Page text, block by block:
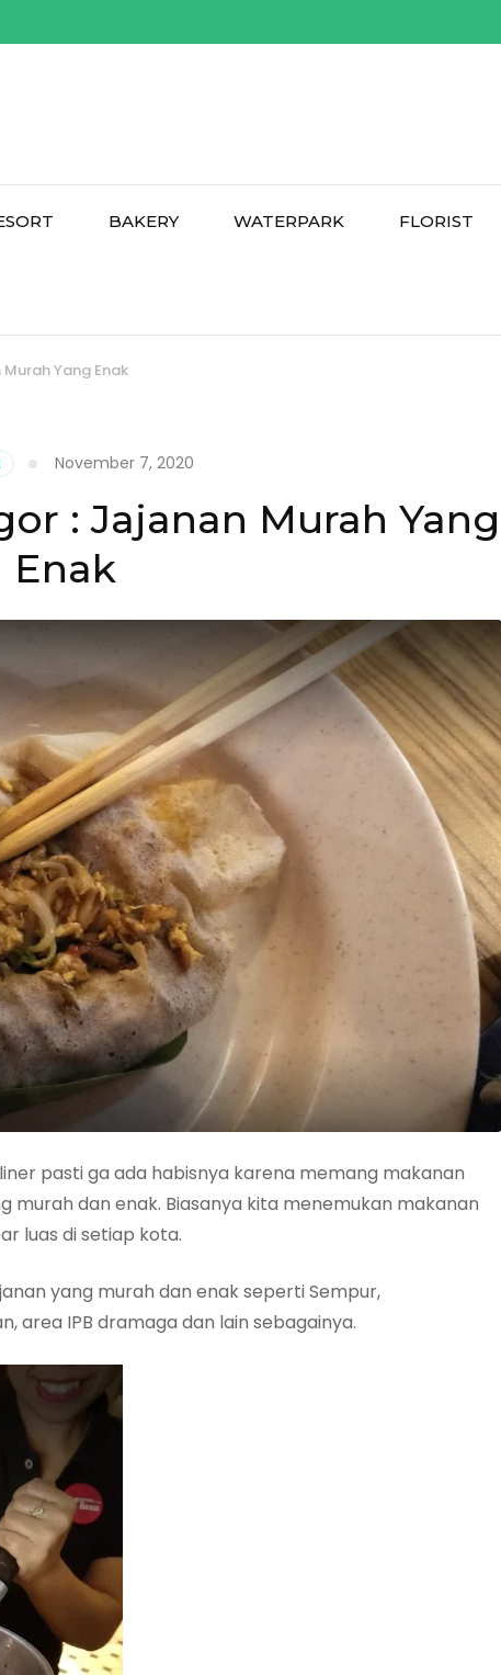
BAKERY WATERPARK FLORIST
Yang Enak
November 7, 2020
: Jajanan Murah Yang
Enak
pasti ga ada habisnya karena memang makanan
murah dan enak. Biasanya kita menemukan makanan
luas di setiap kota.
yang murah dan enak seperti Sempur,
area IPB dramaga dan lain sebagainya.